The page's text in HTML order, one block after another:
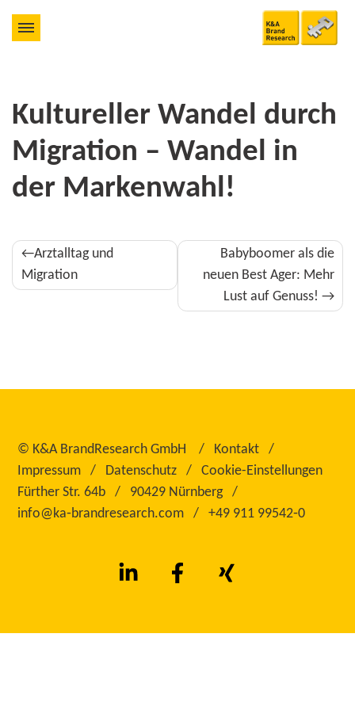
Kultureller Wandel durch
Migra­tion – Wandel in
der Markenwahl!
Beitragsnavigation
Arztalltag und
Migration
Babyboomer als die
neuen Best Ager: Mehr
Lust auf Genuss!
© K&A BrandResearch GmbH
Kontakt
Impressum
Datenschutz
Cookie-Einstellungen
Fürther Str. 64b
90429 Nürnberg
info@ka‑brandresearch.com
+49 911 99542‑0